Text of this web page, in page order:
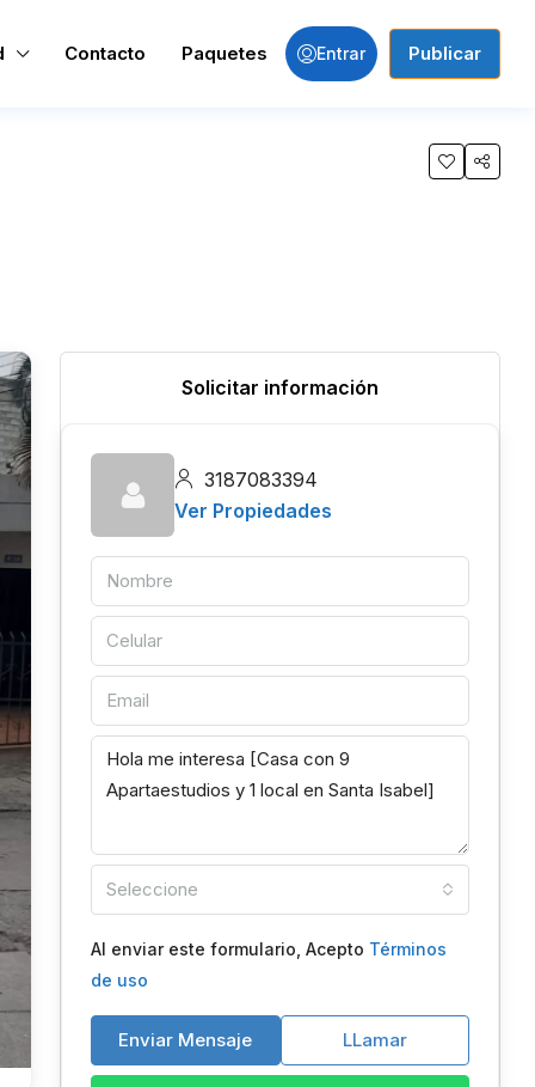
Contacto Paquetes Entrar Publicar
Solicitar información
3187083394
Ver Propiedades
Seleccione
Al enviar este formulario, Acepto Términos
de uso
Enviar Mensaje LLamar